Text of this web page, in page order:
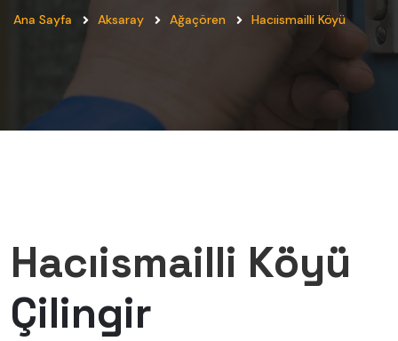
Ana Sayfa Aksaray Ağaçören Hacıismailli Köyü
Hacıismailli Köyü
Çilingir